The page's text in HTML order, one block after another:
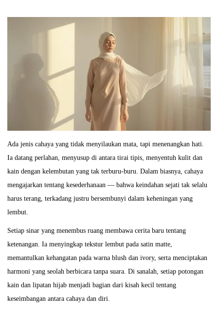
m
r
2
0
2
5
Ada jenis cahaya yang tidak menyilaukan mata, tapi menenangkan hati.
Ia datang perlahan, menyusup di antara tirai tipis, menyentuh kulit dan
kain dengan kelembutan yang tak terburu-buru. Dalam biasnya, cahaya
mengajarkan tentang kesederhanaan — bahwa keindahan sejati tak selalu
harus terang, terkadang justru bersembunyi dalam keheningan yang
lembut.
Setiap sinar yang menembus ruang membawa cerita baru tentang
ketenangan. Ia menyingkap tekstur lembut pada satin matte,
memantulkan kehangatan pada warna blush dan ivory, serta menciptakan
harmoni yang seolah berbicara tanpa suara. Di sanalah, setiap potongan
kain dan lipatan hijab menjadi bagian dari kisah kecil tentang
keseimbangan antara cahaya dan diri.